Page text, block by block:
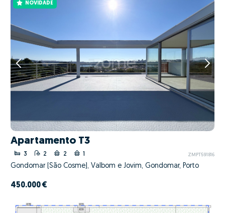
NOVIDADE
Apartamento T3
3 2 2 1 ZMPT591816
Gondomar (São Cosme), Valbom e Jovim, Gondomar, Porto
450.000 €